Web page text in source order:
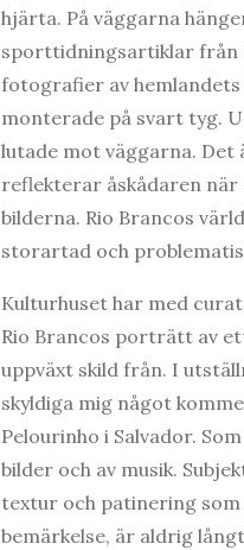
hjärta. På väggarna
sporttidningsartiklar från
fotografier av
monterade på svart tyg.
lutade mot väggarna.
reflekterar åskådaren
bilderna. Rio Brancos
storartad och
Kulturhuset har med
Rio Brancos porträtt av
uppväxt skild från. I
skyldiga mig något
Pelourinho i Salvador.
bilder och av musik.
textur och patinering
bemärkelse, är aldrig